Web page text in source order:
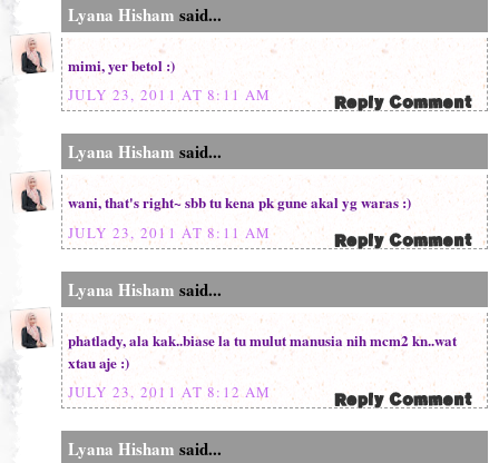
Lyana Hisham said...
mimi, yer betol :)
JULY 23, 2011 AT 8:11 AM
Lyana Hisham said...
wani, that's right~ sbb tu kena pk gune akal yg waras :)
JULY 23, 2011 AT 8:11 AM
Lyana Hisham said...
phatlady, ala kak..biase la tu mulut manusia nih mcm2 kn..wat
xtau aje :)
JULY 23, 2011 AT 8:12 AM
Lyana Hisham said...